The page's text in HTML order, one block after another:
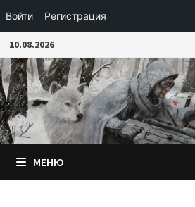
Войти Регистрация
Перейти
к
содержимому
10.08.2026
МЕНЮ